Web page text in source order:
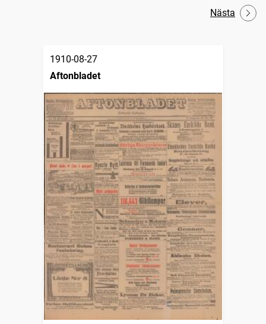
Nästa
1910-08-27
Aftonbladet